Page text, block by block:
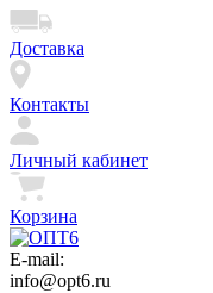
Доставка
Контакты
Личный кабинет
Корзина
E-mail:
info@opt6.ru